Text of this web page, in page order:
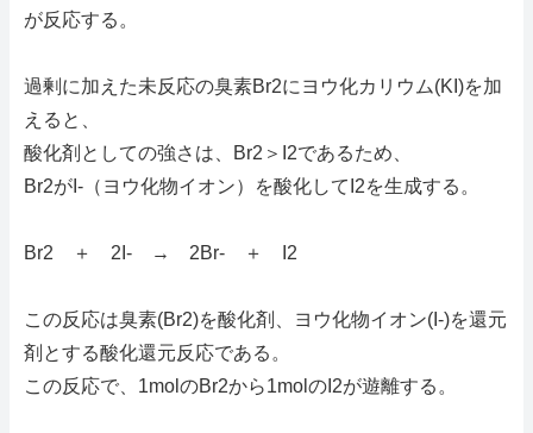
が反応する。
過剰に加えた未反応の臭素Br2にヨウ化カリウム(KI)を加
えると、
酸化剤としての強さは、Br2＞I2であるため、
Br2がI-（ヨウ化物イオン）を酸化してI2を生成する。
Br2 ＋ 2I- → 2Br- ＋ I2
この反応は臭素(Br2)を酸化剤、ヨウ化物イオン(I-)を還元
剤とする酸化還元反応である。
この反応で、1molのBr2から1molのI2が遊離する。